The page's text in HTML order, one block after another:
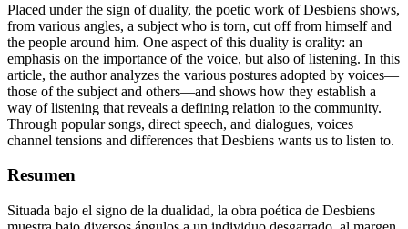
Placed under the sign of duality, the poetic work of Desbiens shows,
from various angles, a subject who is torn, cut off from himself and
the people around him. One aspect of this duality is orality: an
emphasis on the importance of the voice, but also of listening. In this
article, the author analyzes the various postures adopted by voices—
those of the subject and others—and shows how they establish a
way of listening that reveals a defining relation to the community.
Through popular songs, direct speech, and dialogues, voices
channel tensions and differences that Desbiens wants us to listen to.
Resumen
Situada bajo el signo de la dualidad, la obra poética de Desbiens